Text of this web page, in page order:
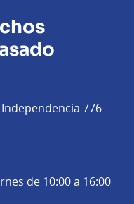
776 -
de 10:00 a 16:00